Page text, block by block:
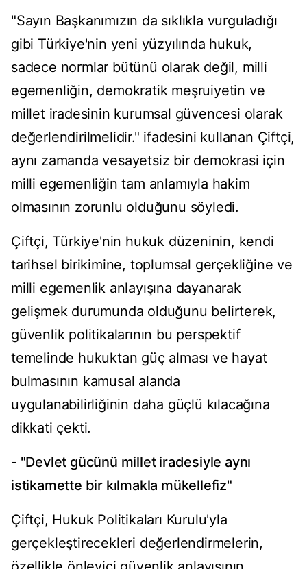
"Sayın Başkanımızın da sıklıkla vurguladığı
gibi Türkiye'nin yeni yüzyılında hukuk,
sadece normlar bütünü olarak değil, milli
egemenliğin, demokratik meşruiyetin ve
millet iradesinin kurumsal güvencesi olarak
değerlendirilmelidir." ifadesini kullanan Çiftçi,
aynı zamanda vesayetsiz bir demokrasi için
milli egemenliğin tam anlamıyla hakim
olmasının zorunlu olduğunu söyledi.
Çiftçi, Türkiye'nin hukuk düzeninin, kendi
tarihsel birikimine, toplumsal gerçekliğine ve
milli egemenlik anlayışına dayanarak
gelişmek durumunda olduğunu belirterek,
güvenlik politikalarının bu perspektif
temelinde hukuktan güç alması ve hayat
bulmasının kamusal alanda
uygulanabilirliğinin daha güçlü kılacağına
dikkati çekti.
- "Devlet gücünü millet iradesiyle aynı
istikamette bir kılmakla mükellefiz"
Çiftçi, Hukuk Politikaları Kurulu'yla
gerçekleştirecekleri değerlendirmelerin,